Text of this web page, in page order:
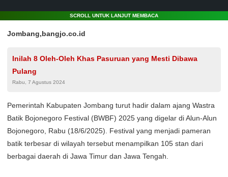
SCROLL UNTUK LANJUT MEMBACA
Jombang,bangjo.co.id
Inilah 8 Oleh-Oleh Khas Pasuruan yang Mesti Dibawa
Pulang
Rabu, 7 Agustus 2024
Pemerintah Kabupaten Jombang turut hadir dalam ajang Wastra
Batik Bojonegoro Festival (BWBF) 2025 yang digelar di Alun-Alun
Bojonegoro, Rabu (18/6/2025). Festival yang menjadi pameran
batik terbesar di wilayah tersebut menampilkan 105 stan dari
berbagai daerah di Jawa Timur dan Jawa Tengah.